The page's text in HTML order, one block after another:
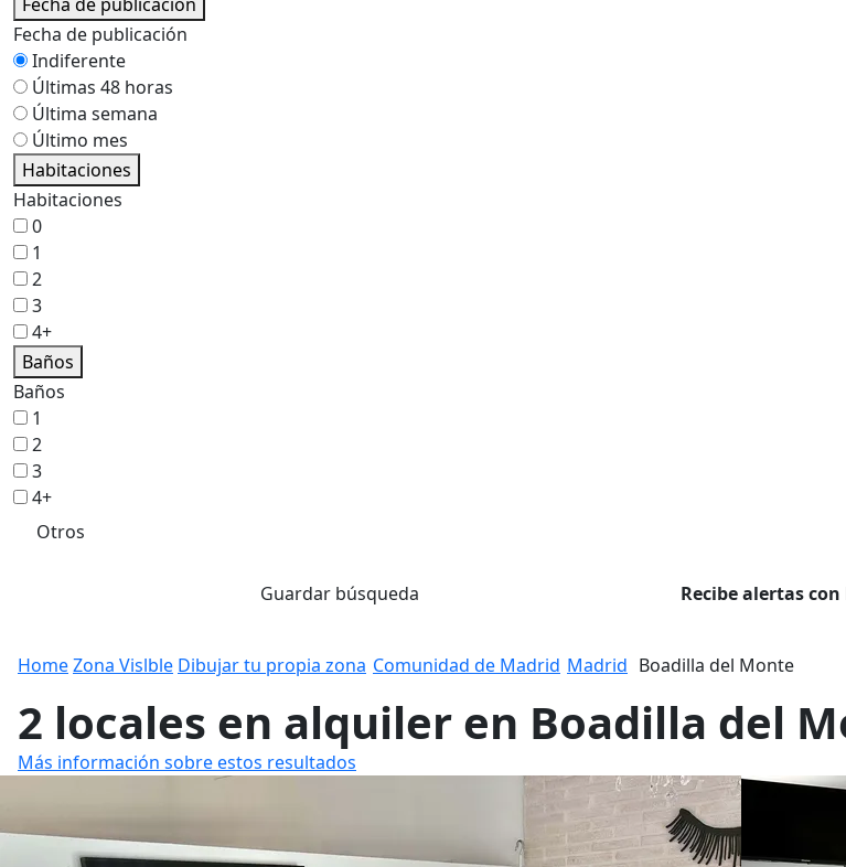
Fecha de publicación
Indiferente
Últimas 48 horas
Última semana
Último mes
Habitaciones
Habitaciones
0
1
2
3
4+
Baños
Baños
1
2
3
4+
Otros
Guardar búsqueda Recibe alertas
HomeZona Vislble Dibujar tu propia zona Comunidad de Madrid Madrid Boadilla del Monte
2 locales en alquiler en Boadilla del
Más información sobre estos resultados